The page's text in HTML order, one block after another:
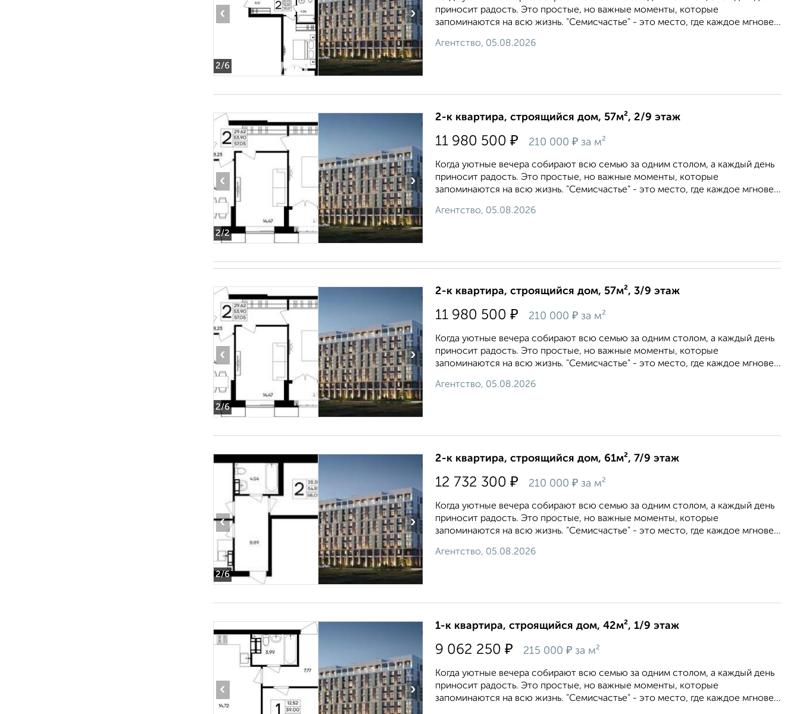
2/6
‹ ›
приносит радость. Это простые, но важные моменты, которые
запоминаются на всю жизнь. "Семисчастье" - это место, где каждое мгнове...
Агентство, 05.08.2026
2/2
‹ ›
2-к квартира, строящийся дом, 57м², 2/9 этаж
11 980 500 ₽ 210 000 ₽ за м²
Когда уютные вечера собирают всю семью за одним столом, а каждый день
приносит радость. Это простые, но важные моменты, которые
запоминаются на всю жизнь. "Семисчастье" - это место, где каждое мгнове...
Агентство, 05.08.2026
2/6
‹ ›
2-к квартира, строящийся дом, 57м², 3/9 этаж
11 980 500 ₽ 210 000 ₽ за м²
Когда уютные вечера собирают всю семью за одним столом, а каждый день
приносит радость. Это простые, но важные моменты, которые
запоминаются на всю жизнь. "Семисчастье" - это место, где каждое мгнове...
Агентство, 05.08.2026
2/6
‹ ›
2-к квартира, строящийся дом, 61м², 7/9 этаж
12 732 300 ₽ 210 000 ₽ за м²
Когда уютные вечера собирают всю семью за одним столом, а каждый день
приносит радость. Это простые, но важные моменты, которые
запоминаются на всю жизнь. "Семисчастье" - это место, где каждое мгнове...
Агентство, 05.08.2026
‹ ›
1-к квартира, строящийся дом, 42м², 1/9 этаж
9 062 250 ₽ 215 000 ₽ за м²
Когда уютные вечера собирают всю семью за одним столом, а каждый день
приносит радость. Это простые, но важные моменты, которые
запоминаются на всю жизнь. "Семисчастье" - это место, где каждое мгнове...